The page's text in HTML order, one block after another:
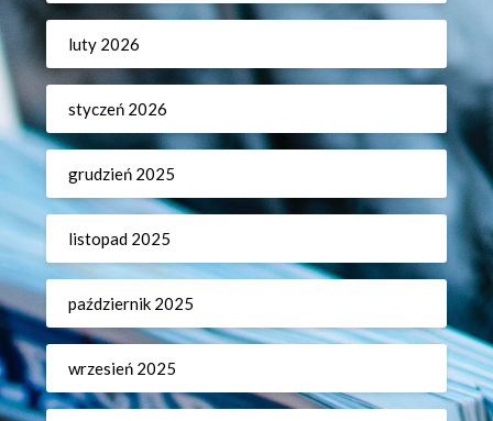
luty 2026
styczeń 2026
grudzień 2025
listopad 2025
październik 2025
wrzesień 2025